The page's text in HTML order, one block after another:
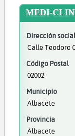
MEDI-
Dirección social
Calle Teodoro
Código Postal
02002
Municipio
Albacete
Provincia
Albacete